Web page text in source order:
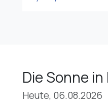
Die Sonne
Heute, 06.08.2026